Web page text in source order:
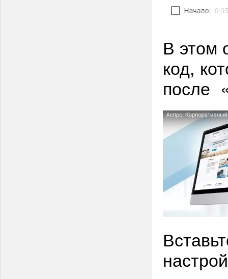
В этом
код,
после